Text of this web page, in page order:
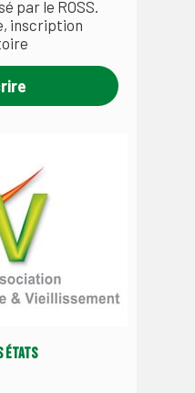
par le ROSS.
inscription
états